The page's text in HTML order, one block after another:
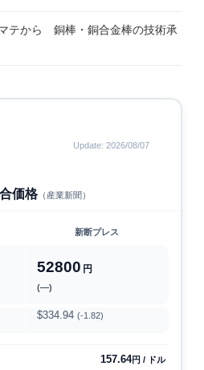
テから 銅棒・銅合金棒の技術承
Update: 2026/08/07
価格（産業新聞）
新断プレス
52800 円
(―)
$334.94 (-1.82)
157.64円 / ドル